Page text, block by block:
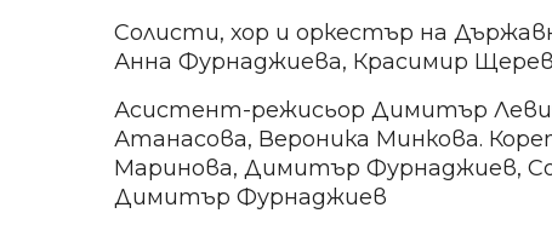
Солисти, хор и оркестър на
Анна Фурнаджиева, Красимир
Асистент-режисьор Димитър
Атанасова, Вероника Минкова.
Маринова, Димитър Фурнаджиев,
Димитър Фурнаджиев